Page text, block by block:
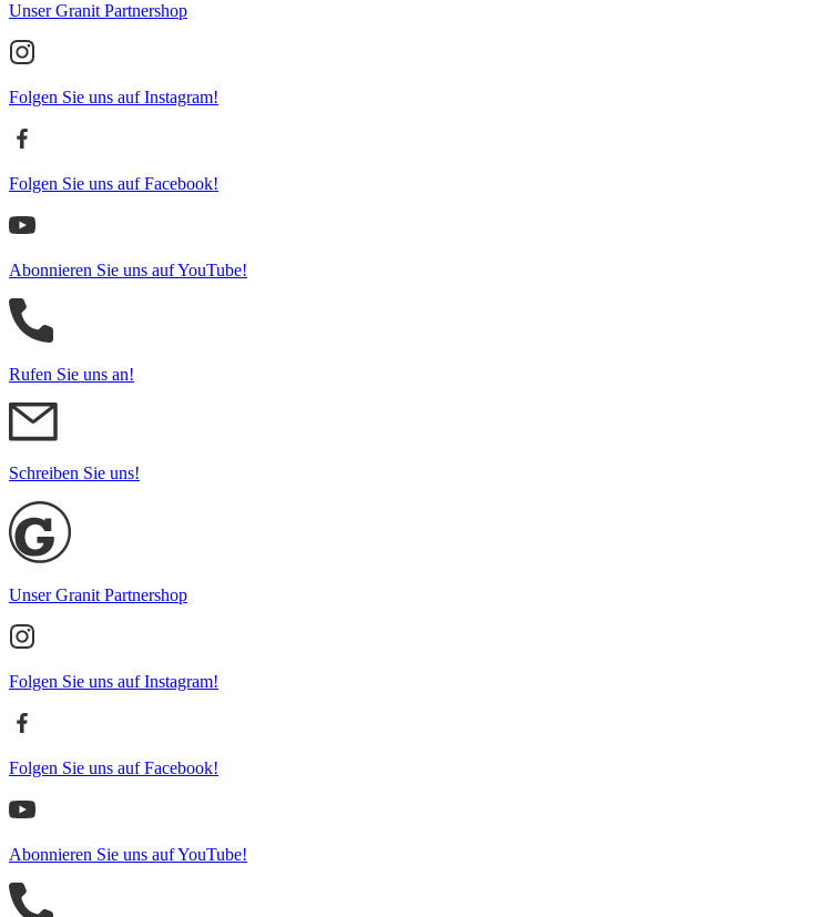
Unser Granit Partnershop
Folgen Sie uns auf Instagram!
Folgen Sie uns auf Facebook!
Abonnieren Sie uns auf YouTube!
Rufen Sie uns an!
Schreiben Sie uns!
Unser Granit Partnershop
Folgen Sie uns auf Instagram!
Folgen Sie uns auf Facebook!
Abonnieren Sie uns auf YouTube!